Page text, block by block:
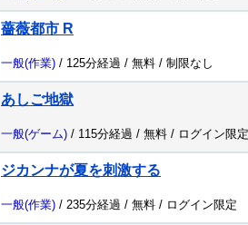
薔薇都市 R
一般(作業) / 125分経過 / 無料 / 制限なし
あしご地獄
一般(ゲーム) / 115分経過 / 無料 / ログイン限定
ジカンナが夏を刺激する
一般(作業) / 235分経過 / 無料 / ログイン限定